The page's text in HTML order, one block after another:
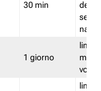
30 min
1 giorno